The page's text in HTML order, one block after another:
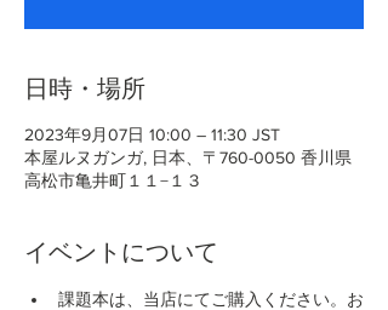
日時・場所
2023年9月07日 10:00 – 11:30 JST
本屋ルヌガンガ, 日本、〒760-0050 香川県
高松市亀井町１１−１３
イベントについて
課題本は、当店にてご購入ください。お